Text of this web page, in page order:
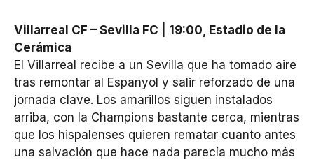
Villarreal CF – Sevilla FC | 19:00, Estadio de la
Cerámica
El Villarreal recibe a un Sevilla que ha tomado aire
tras remontar al Espanyol y salir reforzado de una
jornada clave. Los amarillos siguen instalados
arriba, con la Champions bastante cerca, mientras
que los hispalenses quieren rematar cuanto antes
una salvación que hace nada parecía mucho más